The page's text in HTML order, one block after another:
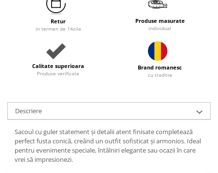
Retur
in termen de 14zile
Produse masurate
individual
Calitate superioara
Produse verificate
Brand romanesc
cu traditie
Descriere
Sacoul cu guler statement și detalii atent finisate completează
perfect fusta conică, creând un outfit sofisticat și armonios. Ideal
pentru evenimente speciale, întâlniri elegante sau ocazii în care
vrei să impresionezi.